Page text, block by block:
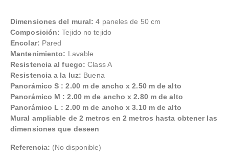
Dimensiones del mural: 4 paneles de 50 cm
Composición: Tejido no tejido
Encolar: Pared
Mantenimiento: Lavable
Resistencia al fuego: Class A
Resistencia a la luz: Buena
Panorámico S : 2.00 m de ancho x 2.50 m de alto
Panorámico M : 2.00 m de ancho x 2.80 m de alto
Panorámico L : 2.00 m de ancho x 3.10 m de alto
Mural ampliable de 2 metros en 2 metros hasta obtener las
dimensiones que deseen
Referencia: (No disponible)